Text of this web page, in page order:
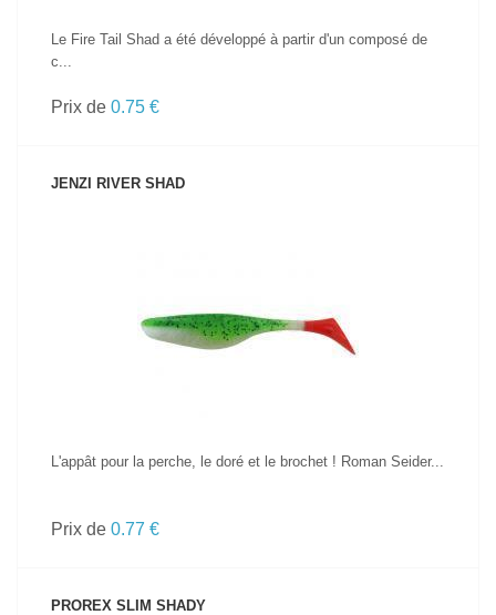
Le Fire Tail Shad a été développé à partir d'un composé de
c...
Prix de 0.75 €
JENZI RIVER SHAD
L'appât pour la perche, le doré et le brochet ! Roman Seider...
Prix de 0.77 €
PROREX SLIM SHADY